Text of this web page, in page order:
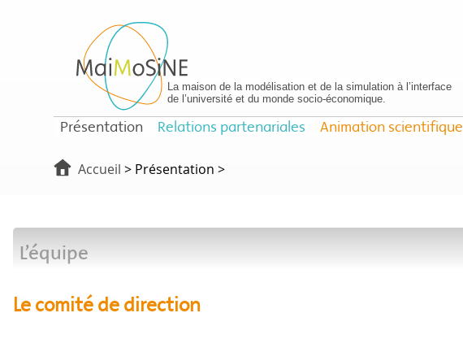
La maison de la modélisation et de la simulation à l’interface
de l’université et du monde socio-économique.
Présentation Relations partenariales Animation scientifique
Accueil > Présentation >
L’équipe
Le comité de direction